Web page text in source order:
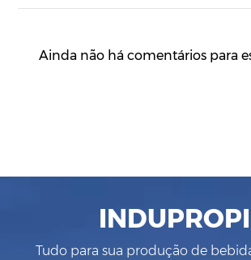
Ainda não há comentários para
Tudo para sua produção de